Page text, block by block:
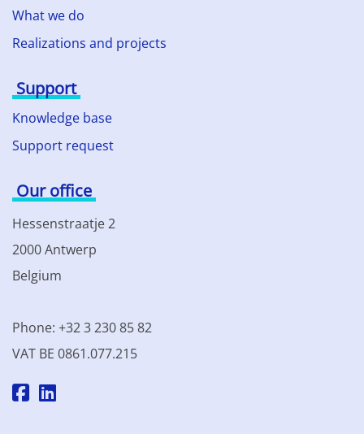
What we do
Realizations and projects
Support
Knowledge base
Support request
Our office
Hessenstraatje 2
2000 Antwerp
Belgium
Phone: +32 3 230 85 82
VAT BE 0861.077.215